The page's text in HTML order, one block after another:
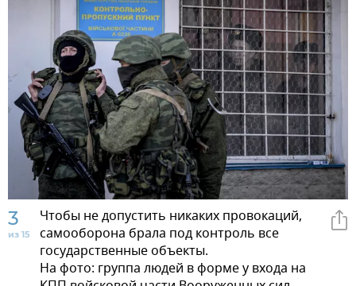
3
из 15
Чтобы не допустить никаких провокаций,
самооборона брала под контроль все
государственные объекты.
На фото: группа людей в форме у входа на